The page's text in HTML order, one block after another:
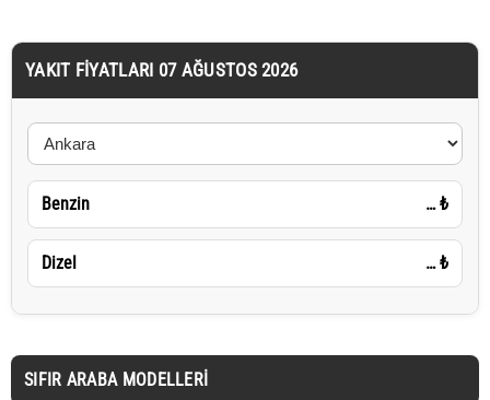
YAKIT FIYATLARI 07 AĞUSTOS 2026
Benzin … ₺
Dizel … ₺
SIFIR ARABA MODELLERI